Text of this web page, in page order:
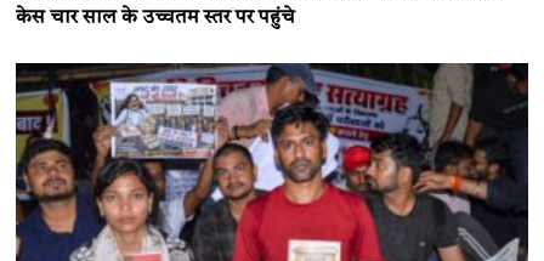
केस चार साल के उच्चतम स्तर पर पहुंचे